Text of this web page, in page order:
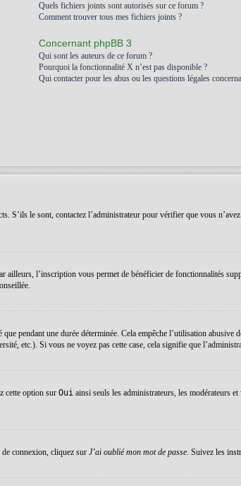
Quels fichiers joints sont autorisés sur ce forum ?
Comment trouver tous mes fichiers joints ?
Concernant phpBB 3
Qui sont les auteurs de ce forum ?
Pourquoi la fonctionnalité X n’est pas disponible ?
Qui contacter pour les abus ou les questions légales
le sont, contactez l’administrateur pour vérifier que vous
l’inscription vous permet de bénéficier de fonctionnalités
pendant une durée déterminée. Cela empêche l’utilisation abusive
etc.). Si vous ne voyez pas cette case, cela signifie que
cette option sur Oui ainsi seuls les administrateurs, les modérateurs
de connexion, cliquez sur J’ai oublié mon mot de passe. Suivez les